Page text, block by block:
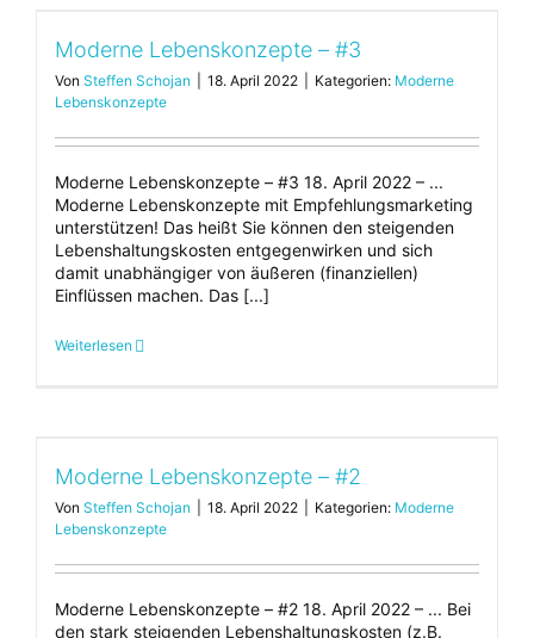
Moderne Lebenskonzepte – #3
Von Steffen Schojan 18. April 2022 Kategorien: Moderne
Lebenskonzepte
Moderne Lebenskonzepte – #3 18. April 2022 – ...
Moderne Lebenskonzepte mit Empfehlungsmarketing
unterstützen! Das heißt Sie können den steigenden
Lebenshaltungskosten entgegenwirken und sich
damit unabhängiger von äußeren (finanziellen)
Einflüssen machen. Das [...]
Weiterlesen
Moderne Lebenskonzepte – #2
Von Steffen Schojan 18. April 2022 Kategorien: Moderne
Lebenskonzepte
Moderne Lebenskonzepte – #2 18. April 2022 – ... Bei
den stark steigenden Lebenshaltungskosten (z.B.